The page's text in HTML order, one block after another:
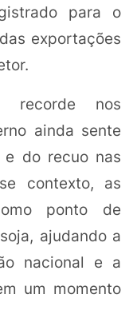
para o
exportações
recorde nos
ainda sente
do recuo nas
contexto, as
ponto de
ajudando a
nacional e a
um momento